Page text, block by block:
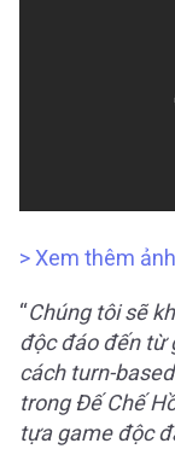
> Xem thêm
“Chúng tôi sẽ
độc đáo đến từ
cách turn-
trong Đế Chế
tựa game độc